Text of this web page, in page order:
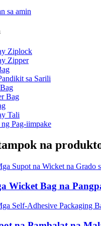
sa amin
Ziplock
Zipper
sa Sarili
Bag
Tali
Pag-iimpake
na
Wicket Bag na